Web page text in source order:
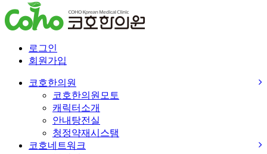
로그인
회원가입
코호한의원
코호한의원모토
캐릭터소개
안내탕전실
청정약재시스탬
코호네트워크